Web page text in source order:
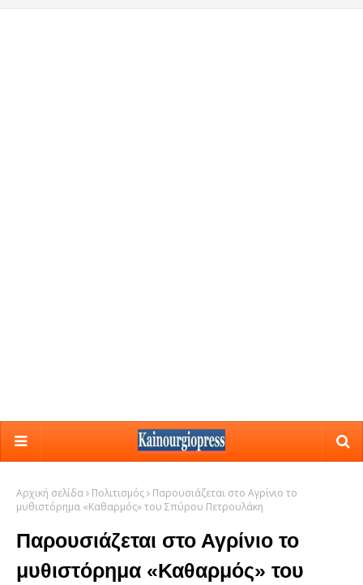
Αρχική σελίδα Πολιτισμός
Παρουσιάζεται στο Αγρίνιο το
μυθιστόρημα «Καθαρμός» του Σπύρου Πετρουλάκη
Παρουσιάζεται στο Αγρίνιο το
μυθιστόρημα «Καθαρμός» του